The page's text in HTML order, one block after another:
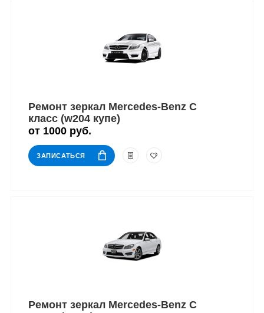
Ремонт зеркал Mercedes-Benz C
класс (w204 купе)
от 1000 руб.
ЗАПИСАТЬСЯ
Ремонт зеркал Mercedes-Benz C